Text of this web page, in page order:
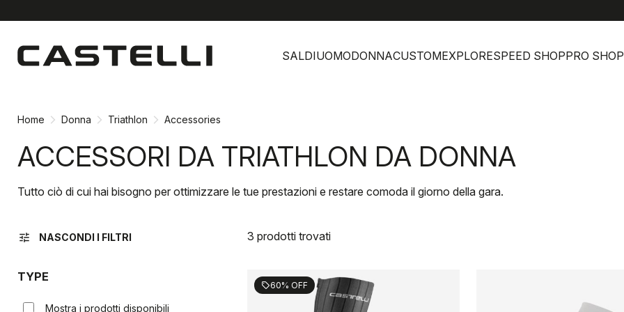
contenuto
navigazione
SALDIUOMODONNACUSTOMEXPLORESPEED SHOPPRO SHOP
Home Donna Triathlon Accessories
ACCESSORI DA TRIATHLON DA DONNA
Tutto ciò di cui hai bisogno per ottimizzare le tue prestazioni e restare comoda il giorno della gara.
tune NASCONDI I FILTRI 3 prodotti trovati
TYPE
Mostra i prodotti disponibili
sell60% OFF